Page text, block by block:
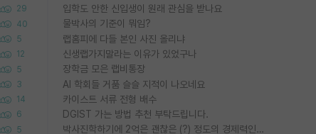
29
40
5
12
5
3
14
6
5
입학도 안한 신입생이 원래 관심을 받나요
물박사의 기준이 뭐임?
랩홈피에 다들 본인 사진 올리냐
신생랩가지말라는 이유가 있었구나
장학금 모은 랩비통장
AI 학회들 거품 슬슬 지적이 나오네요
카이스트 서류 전형 배수
DGIST 가는 방법 추천 부탁드립니다.
박사진학하기에 2억은 괜찮은 (?) 정도의 경제력인가요